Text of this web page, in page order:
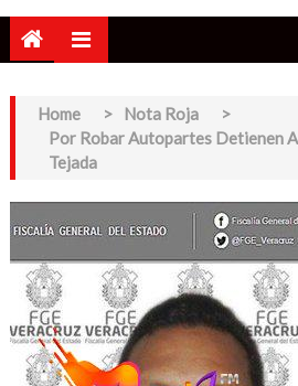
Home > Nota Roja
>
Por Robar Autopartes Detienen
Tejada